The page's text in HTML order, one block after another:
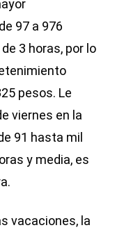
97 a 976
3 horas, por lo
pesos. Le
viernes en la
91 hasta mil
y media, es
vacaciones, la